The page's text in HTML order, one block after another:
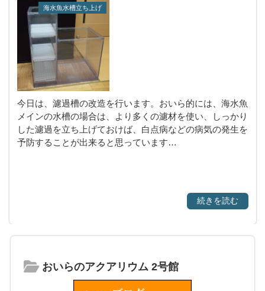
海水魚水槽立ち上げ
今日は、濾過槽の改造を行います。おいら的には、海水魚
メインの水槽の場合は、より多くの濾材を使い、しっかり
した濾過を立ち上げておけば、白点病などの病気の発生を
予防することが出来ると思っています…
続きを読む
おいらのアクアリウム 2号館